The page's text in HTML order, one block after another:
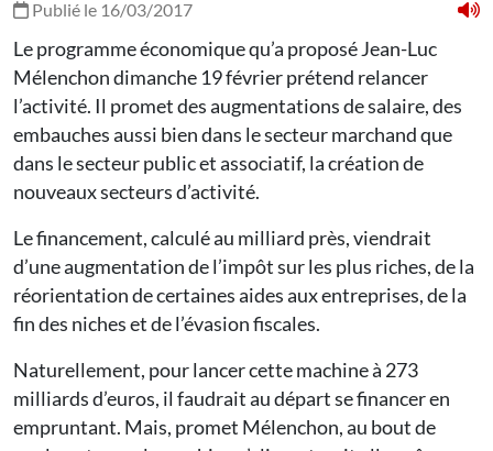
Publié le 16/03/2017
Le programme économique qu’a proposé Jean-Luc
Mélenchon dimanche 19 février prétend relancer
l’activité. Il promet des augmentations de salaire, des
embauches aussi bien dans le secteur marchand que
dans le secteur public et associatif, la création de
nouveaux secteurs d’activité.
Le financement, calculé au milliard près, viendrait
d’une augmentation de l’impôt sur les plus riches, de la
réorientation de certaines aides aux entreprises, de la
fin des niches et de l’évasion fiscales.
Naturellement, pour lancer cette machine à 273
milliards d’euros, il faudrait au départ se financer en
empruntant. Mais, promet Mélenchon, au bout de